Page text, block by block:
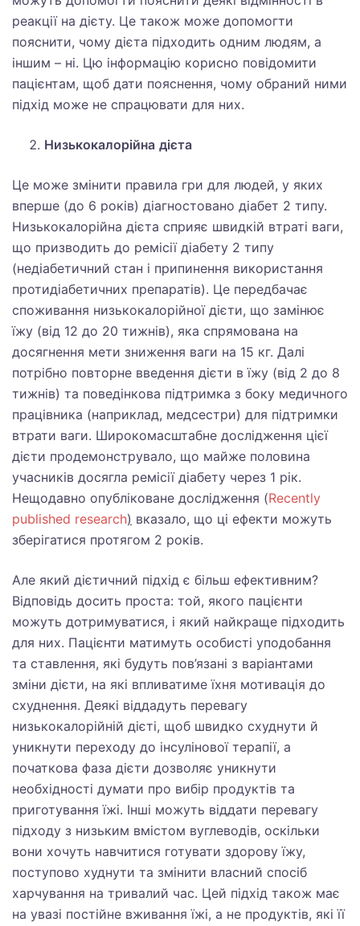
реакції на дієту. Це також може допомогти
пояснити, чому дієта підходить одним людям, а
іншим – ні. Цю інформацію корисно повідомити
пацієнтам, щоб дати пояснення, чому обраний ними
підхід може не спрацювати для них.
Низькокалорійна дієта
Це може змінити правила гри для людей, у яких
вперше (до 6 років) діагностовано діабет 2 типу.
Низькокалорійна дієта сприяє швидкій втраті ваги,
що призводить до ремісії діабету 2 типу
(недіабетичний стан і припинення використання
протидіабетичних препаратів). Це передбачає
споживання низькокалорійної дієти, що замінює
їжу (від 12 до 20 тижнів), яка спрямована на
досягнення мети зниження ваги на 15 кг. Далі
потрібно повторне введення дієти в їжу (від 2 до 8
тижнів) та поведінкова підтримка з боку медичного
працівника (наприклад, медсестри) для підтримки
втрати ваги. Широкомасштабне дослідження цієї
дієти продемонструвало, що майже половина
учасників досягла ремісії діабету через 1 рік.
Нещодавно опубліковане дослідження (Recently
published research) вказало, що ці ефекти можуть
зберігатися протягом 2 років.
Але який дієтичний підхід є більш ефективним?
Відповідь досить проста: той, якого пацієнти
можуть дотримуватися, і який найкраще підходить
для них. Пацієнти матимуть особисті уподобання
та ставлення, які будуть пов’язані з варіантами
зміни дієти, на які впливатиме їхня мотивація до
схуднення. Деякі віддадуть перевагу
низькокалорійній дієті, щоб швидко схуднути й
уникнути переходу до інсулінової терапії, а
початкова фаза дієти дозволяє уникнути
необхідності думати про вибір продуктів та
приготування їжі. Інші можуть віддати перевагу
підходу з низьким вмістом вуглеводів, оскільки
вони хочуть навчитися готувати здорову їжу,
поступово худнути та змінити власний спосіб
харчування на тривалий час. Цей підхід також має
на увазі постійне вживання їжі, а не продуктів, які її